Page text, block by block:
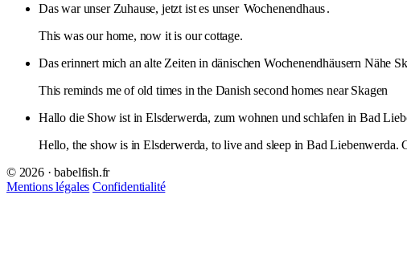
Das war unser Zuhause, jetzt ist es unser Wochenendhaus.
This was our home, now it is our cottage.
Das erinnert mich an alte Zeiten in dänischen Wochenendhäusern Nähe
This reminds me of old times in the Danish second homes near Skagen
Hallo die Show ist in Elsderwerda, zum wohnen und schlafen in Bad
Hello, the show is in Elsderwerda, to live and sleep in Bad Liebenwerda.
© 2026 · babelfish.fr
Mentions légales Confidentialité